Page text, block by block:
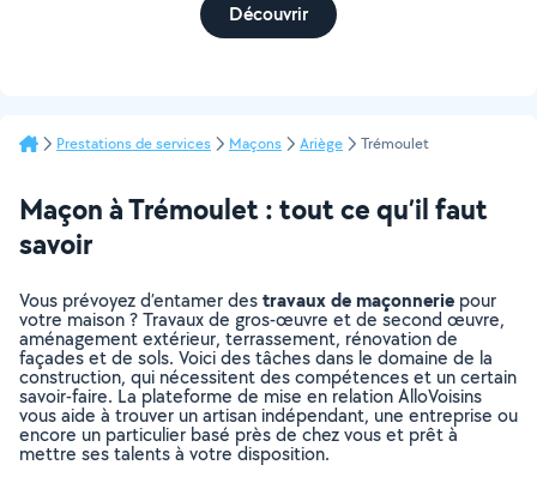
Découvrir
Prestations de services Maçons Ariège Trémoulet
Maçon à Trémoulet : tout ce qu’il faut
savoir
Vous prévoyez d’entamer destravaux de maçonnerie pour
votre maison ? Travaux de gros-œuvre et de second œuvre,
aménagement extérieur, terrassement, rénovation de
façades et de sols. Voici des tâches dans le domaine de la
construction, qui nécessitent des compétences et un certain
savoir-faire. La plateforme de mise en relation AlloVoisins
vous aide à trouver un artisan indépendant, une entreprise ou
encore un particulier basé près de chez vous et prêt à
mettre ses talents à votre disposition.